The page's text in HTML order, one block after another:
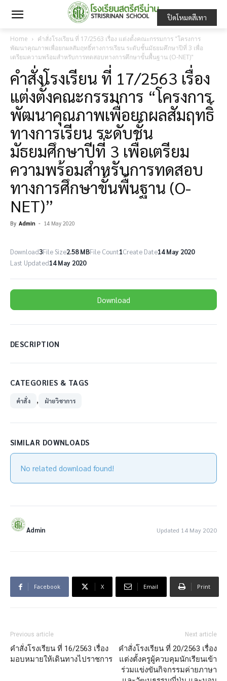
Home
คำสั่งโรงเรียน ที่ 17/2563 เรื่อง แต่งตั้งคณะกรรมการ "โครงการ
พัฒนาคุณภาพเพื่อยกผลสัมฤทธิ์ทางการเรียน ระดับชั้นมัธยมศึกษาปีที่ 3 เพื่อ
เตรียมความพร้อมสำหรับการทดสอบทางการศึกษาขั้นพื้นฐาน (O-NET)"
คำสั่งโรงเรียน ที่ 17/2563 เรื่อง
แต่งตั้งคณะกรรมการ “โครงการ
พัฒนาคุณภาพเพื่อยกผลสัมฤทธิ์
ทางการเรียน ระดับชั้น
มัธยมศึกษาปีที่ 3 เพื่อเตรียม
ความพร้อมสำหรับการทดสอบ
ทางการศึกษาขั้นพื้นฐาน (O-
NET)”
By Admin - 14 May 2020
Download3File Size2.58 MBFile Count1Create Date14 May 2020
Last Updated14 May 2020
Download
DESCRIPTION
CATEGORIES & TAGS
คำสั่ง , ฝ่ายวิชาการ
SIMILAR DOWNLOADS
No related download found!
Admin Updated 14 May 2020
Facebook X Email Print
Previous article
คำสั่งโรงเรียน ที่ 16/2563 เรื่อง
มอบหมายให้เดินทางไปราชการ
Next article
คำสั่งโรงเรียน ที่ 20/2563 เรื่อง
แต่งตั้งครูผู้ควบคุมนักเรียนเข้า
ร่วมแข่งขันกิจกรรมค่ายภาษา
ปิดโหมดสีเทา